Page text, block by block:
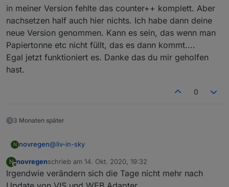
159 bis 191 ob bei dir zweimal counter++ drin
steht - es darf nur einmal drin sein - im
momentanen script im ersten post ist das
bereinigt - du kannst aaber einfach eines
löschen - egal welches
ich meinte das hier
in meiner Version fehlte das counter++ komplett. Aber
nachsetzen half auch hier nichts. Ich habe dann deine
neue Version genommen. Kann es sein, das wenn man
Papiertonne etc nicht füllt, das es dann kommt....
Egal jetzt funktioniert es. Danke das du mir geholfen
hast.
0
3 Monaten später
N novregen@liv-in-sky
in meiner Version fehlte das counter++ komplett.
Aber nachsetzen half auch hier nichts. Ich habe
dann deine neue Version genommen. Kann es sein,
N
Offline
novregenschrieb am 14. Okt. 2020, 19:32
zuletzt editiert von
Irgendwie verändern sich die Tage nicht mehr nach